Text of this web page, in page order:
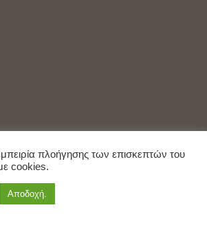
πλοήγησης των επισκεπτών του
cookies.
Αποδοχή.